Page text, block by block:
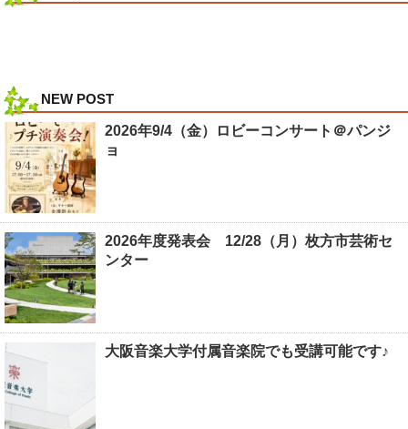
NEW POST
2026年9/4（金）ロビーコンサート＠パンジ
ョ
2026年度発表会 12/28（月）枚方市芸術セ
ンター
大阪音楽大学付属音楽院でも受講可能です♪